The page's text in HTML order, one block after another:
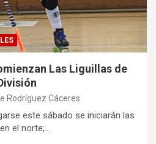
Las Liguillas de
Rodríguez Cáceres
este sábado se iniciarán las
el norte;…